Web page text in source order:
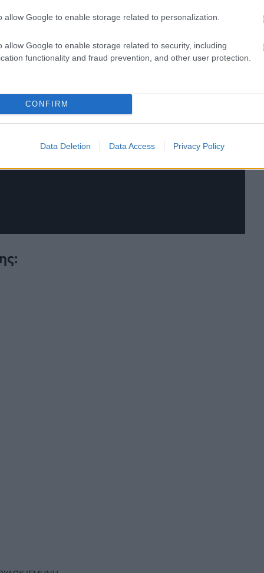
allow Google to enable storage related to personalization.
allow Google to enable storage related to security, including
functionality and fraud prevention, and other user protection.
CONFIRM
Data Deletion Data Access Privacy Policy